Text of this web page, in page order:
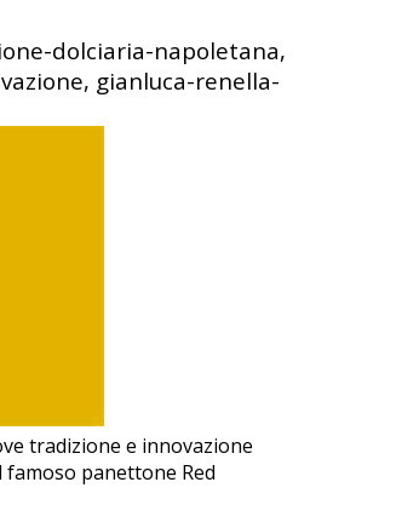
dolciaria-napoletana,
gianluca-renella-
tradizione e innovazione
panettone Red